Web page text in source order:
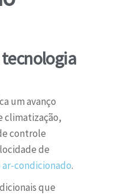
um avanço
climatização,
controle
de
condicionado.
que